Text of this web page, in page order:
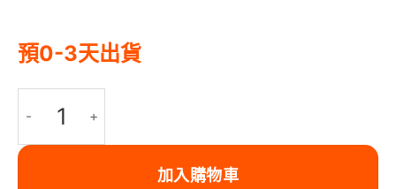
預0-3天出貨
加入購物車